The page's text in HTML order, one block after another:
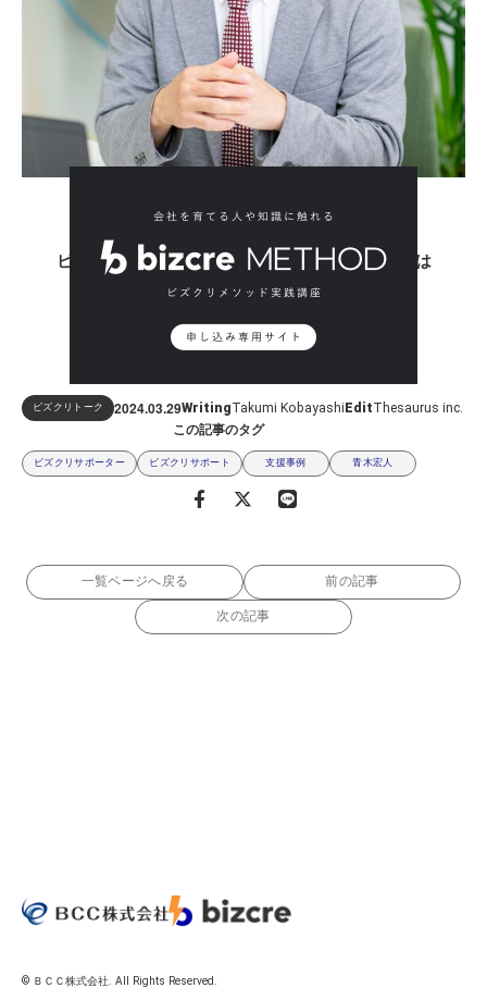
ビズクリトーク 2024.0329WritingTakumi KobayashiEditThesaurus inc.
ビズクリメソッド実践講座の受講を希望される方は
下記の専用サイトよりお申し込みください
この記事のタグ
ビズクリサポーター ビズクリサポート 支援事例 青木宏人
前の記事
一覧ページへ戻る
次の記事
© ＢＣＣ株式会社. All Rights Reserved.